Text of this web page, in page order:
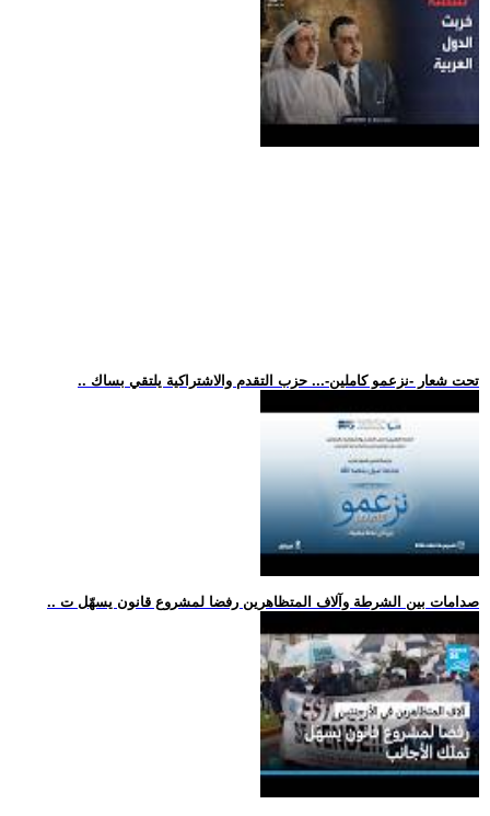
.. تحت شعار -نزعمو كاملين-... حزب التقدم والاشتراكية يلتقي بساك
.. صدامات بين الشرطة وآلاف المتظاهرين رفضا لمشروع قانون يسهّل ت